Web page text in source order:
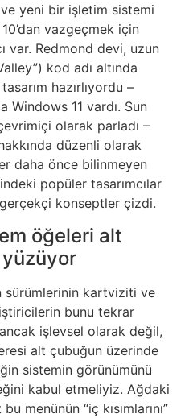
yeni bir işletim sistemi
vazgeçmek için
var. Redmond devi, uzun
kod adı altında
hazırlıyordu –
Windows 11 vardı. Sun
olarak parladı –
düzenli olarak
daha önce bilinmeyen
popüler tasarımcılar
konseptler çizdi.
öğeleri alt
sürümlerinin kartviziti ve
bunu tekrar
işlevsel olarak değil,
alt çubuğun üzerinde
sistemin görünümünü
kabul etmeliyiz. Ağdaki
menünün “iç kısımlarını”